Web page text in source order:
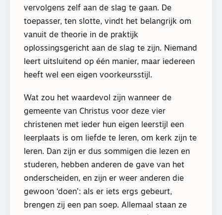
vervolgens zelf aan de slag te gaan. De
toepasser, ten slotte, vindt het belangrijk om
vanuit de theorie in de praktijk
oplossingsgericht aan de slag te zijn. Niemand
leert uitsluitend op één manier, maar iedereen
heeft wel een eigen voorkeursstijl.
Wat zou het waardevol zijn wanneer de
gemeente van Christus voor deze vier
christenen met ieder hun eigen leerstijl een
leerplaats is om liefde te leren, om kerk zijn te
leren. Dan zijn er dus sommigen die lezen en
studeren, hebben anderen de gave van het
onderscheiden, en zijn er weer anderen die
gewoon ‘doen’: als er iets ergs gebeurt,
brengen zij een pan soep. Allemaal staan ze